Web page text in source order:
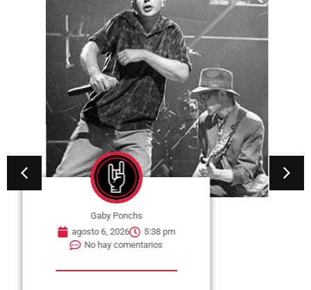
Gaby Ponchs
agosto 6, 2026
5:38 pm
No hay comentarios